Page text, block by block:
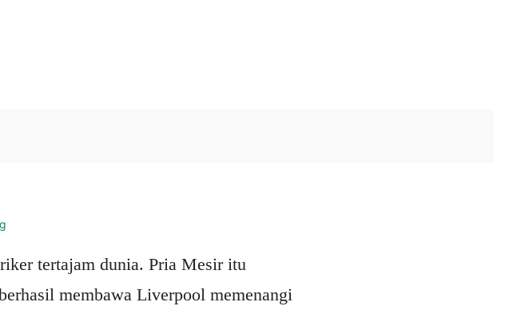
tertajam dunia. Pria Mesir itu
membawa Liverpool memenangi